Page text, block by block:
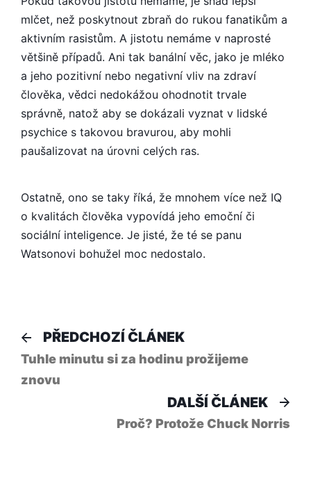
mlčet, než poskytnout zbraň do rukou fanatikům a
aktivním rasistům. A jistotu nemáme v naprosté
většině případů. Ani tak banální věc, jako je mléko
a jeho pozitivní nebo negativní vliv na zdraví
člověka, vědci nedokážou ohodnotit trvale
správně, natož aby se dokázali vyznat v lidské
psychice s takovou bravurou, aby mohli
paušalizovat na úrovni celých ras.
Ostatně, ono se taky říká, že mnohem více než IQ
o kvalitách člověka vypovídá jeho emoční či
sociální inteligence. Je jisté, že té se panu
Watsonovi bohužel moc nedostalo.
Navigace
pro
příspěvek
PŘEDCHOZÍ ČLÁNEKPředchozí
článek:
Tuhle minutu si za hodinu prožijeme
znovu
DALŠÍ ČLÁNEK
Proč? Protože Chuck Norris